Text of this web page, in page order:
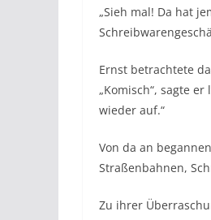
„Sieh mal! Da hat
Ernst betrachtete
„Komisch“, sagte
wieder auf.“
Von da an
Straßenbahnen,
Zu ihrer